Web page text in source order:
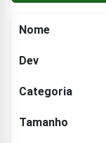
Nome
Dev
Categoria
Tamanho